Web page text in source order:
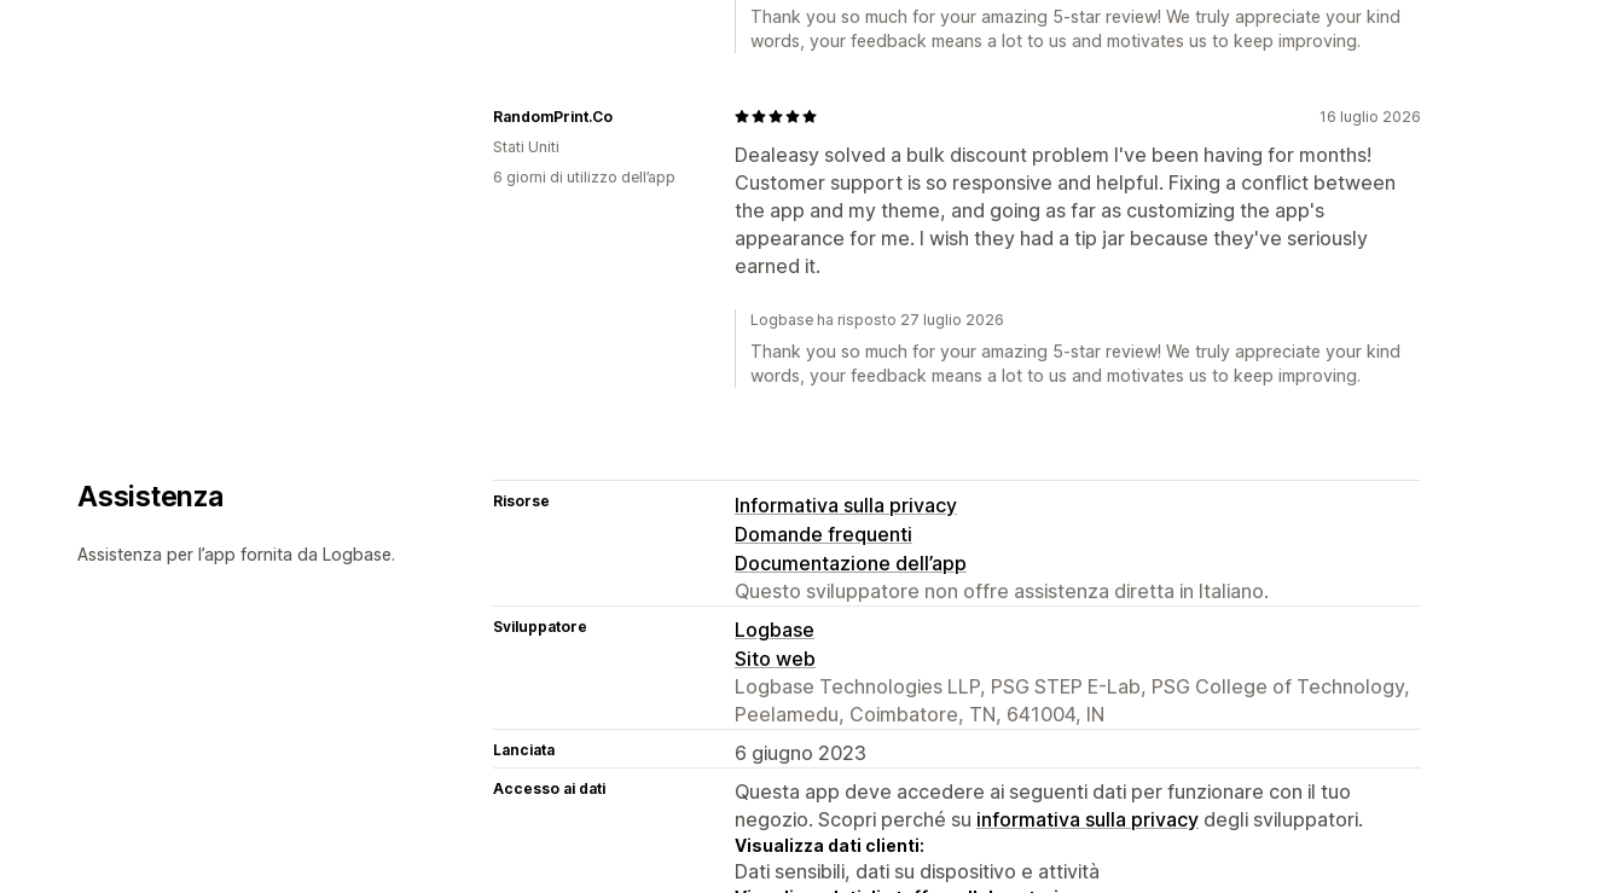
Thank you so much for your amazing 5-star review! We truly appreciate your kind
words, your feedback means a lot to us and motivates us to keep improving.
16 luglio 2026
Dealeasy solved a bulk discount problem I've been having for months!
Customer support is so responsive and helpful. Fixing a conflict between
the app and my theme, and going as far as customizing the app's
appearance for me. I wish they had a tip jar because they've seriously
earned it.
RandomPrint.Co
Stati Uniti
6 giorni di utilizzo dell’app
Logbase ha risposto 27 luglio 2026
Thank you so much for your amazing 5-star review! We truly appreciate your kind
words, your feedback means a lot to us and motivates us to keep improving.
Assistenza
Assistenza per l’app fornita da Logbase.
Risorse
Informativa sulla privacy
Domande frequenti
Documentazione dell’app
Questo sviluppatore non offre assistenza diretta in Italiano.
Sviluppatore
Logbase
Sito web
Logbase Technologies LLP, PSG STEP E-Lab, PSG College of Technology,
Peelamedu, Coimbatore, TN, 641004, IN
Lanciata 6 giugno 2023
Accesso ai dati
Questa app deve accedere ai seguenti dati per funzionare con il tuo
negozio. Scopri perché su informativa sulla privacy degli sviluppatori.
Visualizza dati clienti:
Dati sensibili, dati su dispositivo e attività